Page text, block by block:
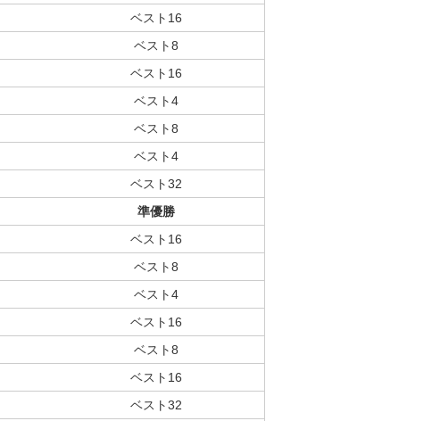
ベスト16
ベスト8
ベスト16
ベスト4
ベスト8
ベスト4
ベスト32
準優勝
ベスト16
ベスト8
ベスト4
ベスト16
ベスト8
ベスト16
ベスト32